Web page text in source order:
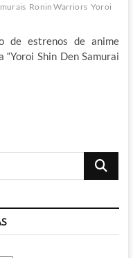
Ronin Warriors Yoroi
de estrenos de anime
Shin Den Samurai
Buscar